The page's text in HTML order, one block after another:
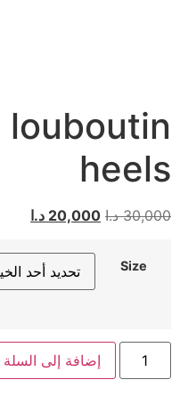
louboutin
heels
30,000 د.ا 20,000 د.ا
Size
إضافة إلى السلة